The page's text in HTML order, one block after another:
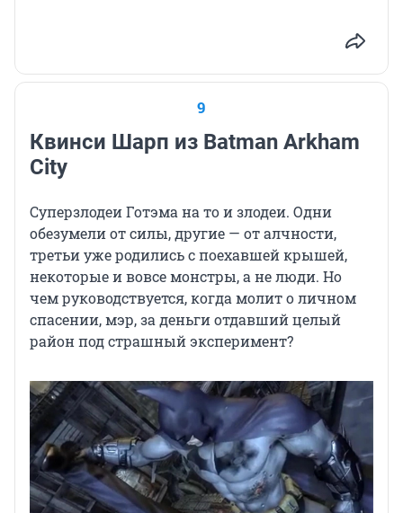
9
Квинси Шарп из Batman Arkham
City
Суперзлодеи Готэма на то и злодеи. Одни
обезумели от силы, другие — от алчности,
третьи уже родились с поехавшей крышей,
некоторые и вовсе монстры, а не люди. Но
чем руководствуется, когда молит о личном
спасении, мэр, за деньги отдавший целый
район под страшный эксперимент?